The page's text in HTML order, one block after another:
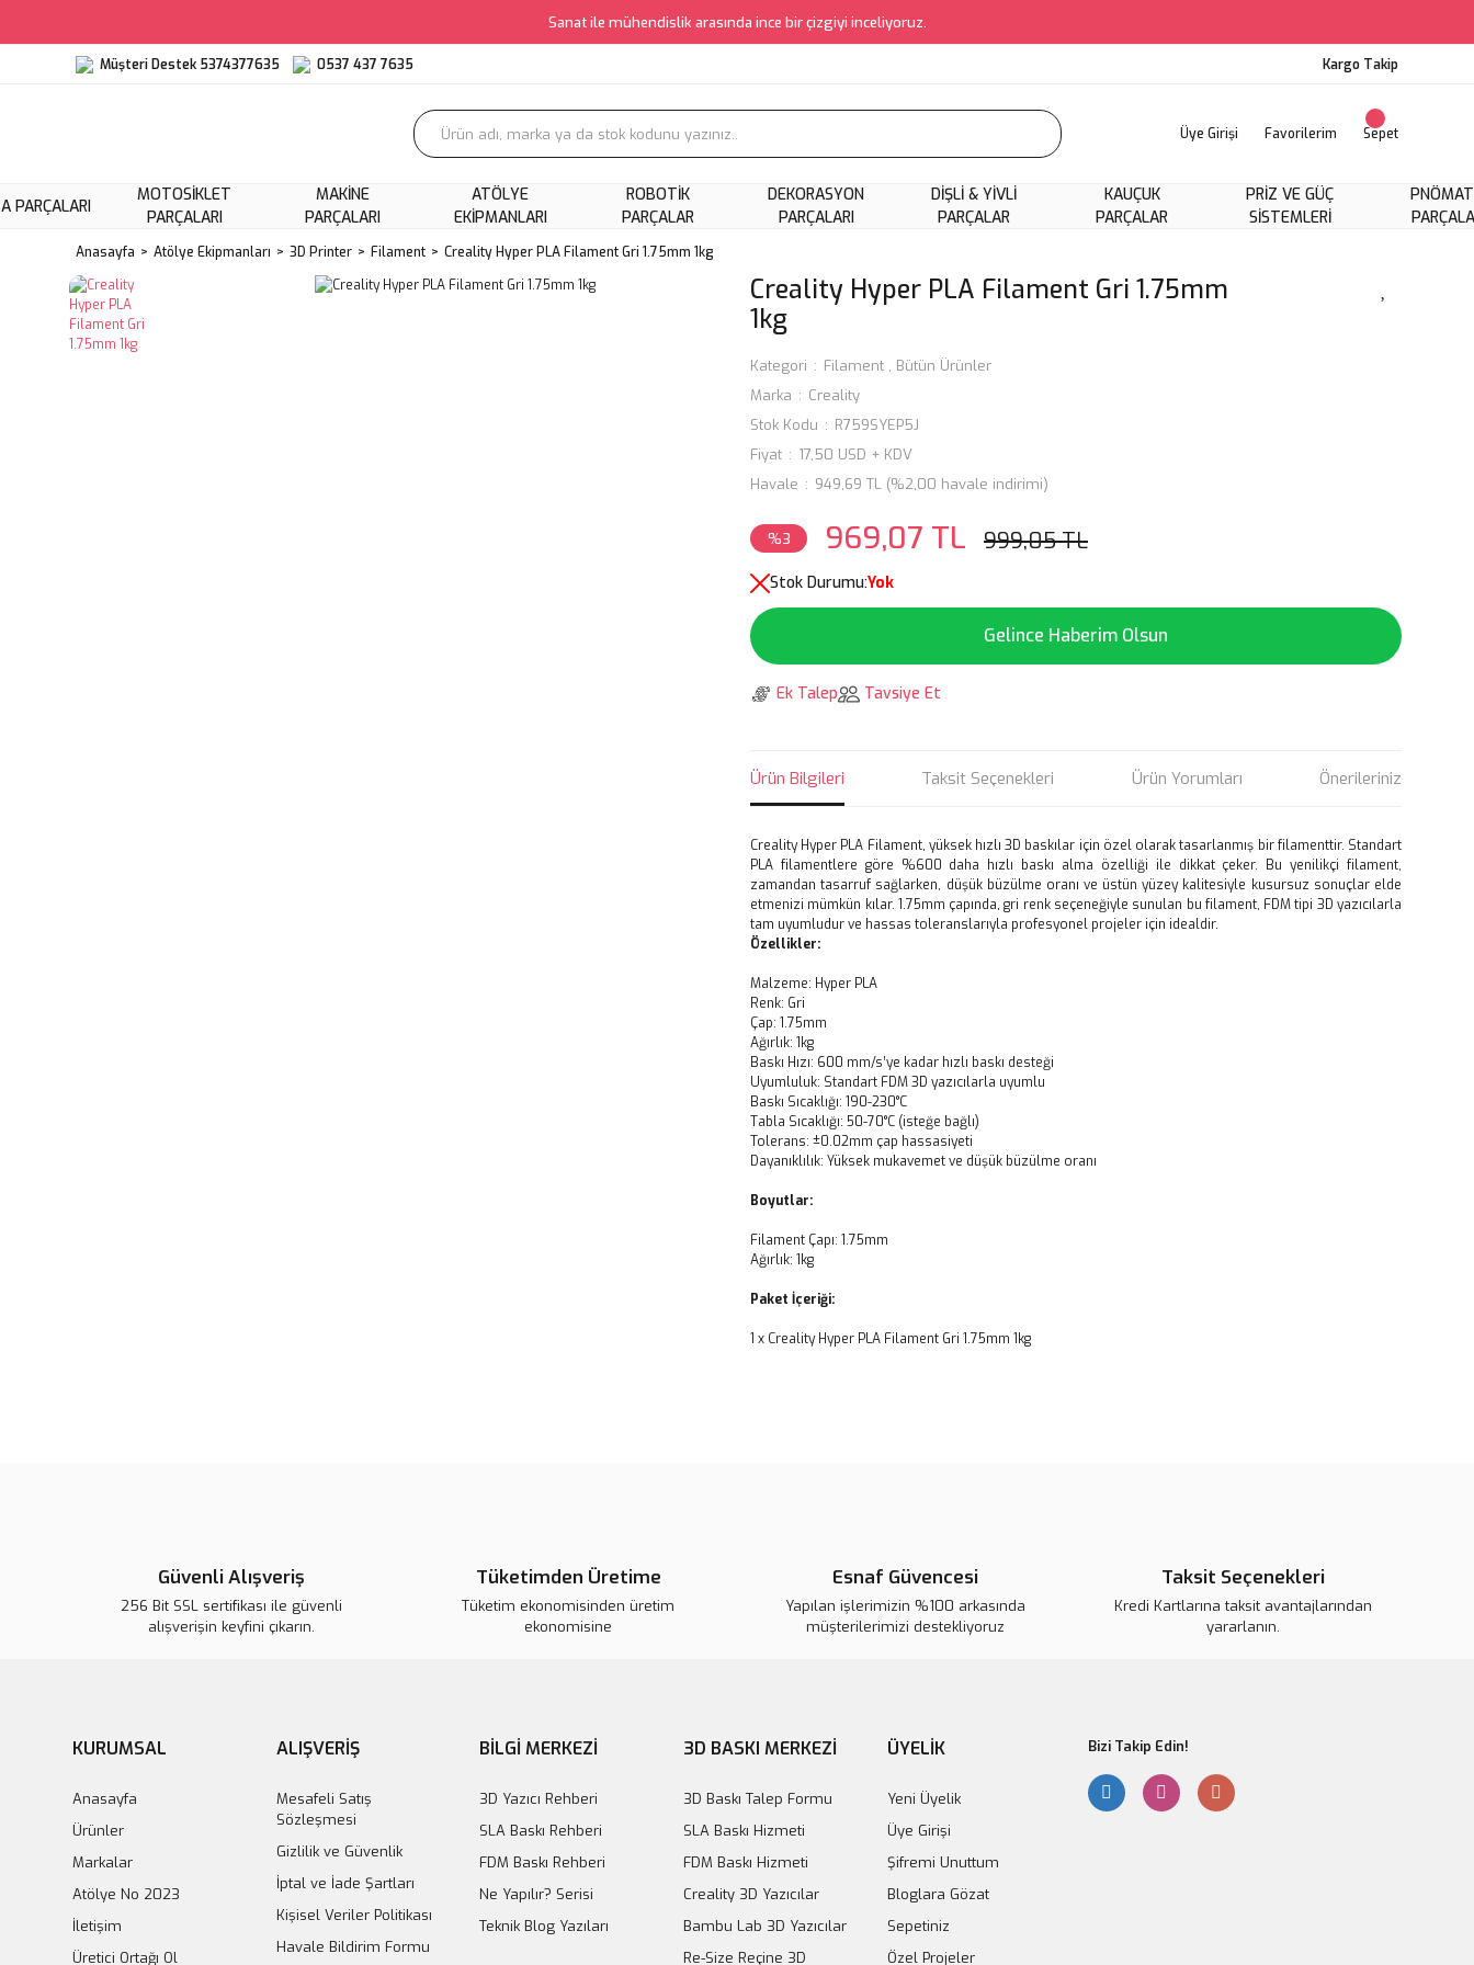
Sanat ile mühendislik arasında ince bir çizgiyi inceliyoruz.
Müşteri Destek 5374377635 0537 437 7635 Kargo Takip
Üye Girişi Favorilerim Sepet
PARÇALARI
MOTOSIKLET
PARÇALARI
MAKINE
PARÇALARI
ATÖLYE
EKIPMANLARI
ROBOTIK
PARÇALAR
DEKORASYON
PARÇALARI
DIŞLI & YIVLI
PARÇALAR
KAUÇUK
PARÇALAR
PRIZ VE GÜÇ
SISTEMLERI
Anasayfa Atölye Ekipmanları 3D Printer Filament Creality Hyper PLA Filament Gri 1.75mm 1kg
Creality Hyper PLA Filament Gri 1.75mm
1kg
Kategori Filament , Bütün Ürünler
Marka
Creality
Stok Kodu
R759SYEP5J
Fiyat
17,50 USD + KDV
Havale
949,69 TL (%2,00 havale indirimi)
%3 969,07 TL 999,05 TL
Stok Durumu:Yok
Gelince Haberim Olsun
Ek Talep Tavsiye Et
Ürün Bilgileri Taksit Seçenekleri Ürün Yorumları Önerileriniz
Creality Hyper PLA Filament, yüksek hızlı 3D baskılar için özel olarak tasarlanmış bir filamenttir. Standart
PLA filamentlere göre %600 daha hızlı baskı alma özelliği ile dikkat çeker. Bu yenilikçi filament,
zamandan tasarruf sağlarken, düşük büzülme oranı ve üstün yüzey kalitesiyle kusursuz sonuçlar elde
etmenizi mümkün kılar. 1.75mm çapında, gri renk seçeneğiyle sunulan bu filament, FDM tipi 3D yazıcılarla
tam uyumludur ve hassas toleranslarıyla profesyonel projeler için idealdir.
Özellikler:
Malzeme: Hyper PLA
Renk: Gri
Çap: 1.75mm
Ağırlık: 1kg
Baskı Hızı: 600 mm/s’ye kadar hızlı baskı desteği
Uyumluluk: Standart FDM 3D yazıcılarla uyumlu
Baskı Sıcaklığı: 190-230°C
Tabla Sıcaklığı: 50-70°C (isteğe bağlı)
Tolerans: ±0.02mm çap hassasiyeti
Dayanıklılık: Yüksek mukavemet ve düşük büzülme oranı
Boyutlar:
Filament Çapı: 1.75mm
Ağırlık: 1kg
Paket İçeriği:
1 x Creality Hyper PLA Filament Gri 1.75mm 1kg
Ürün bilgilerinde hatalar bulunuyor.
Ürün fiyatı diğer sitelerden daha pahalı.
Bu ürüne benzer farklı alternatifler olmalı.
Gönder
Güvenli Alışveriş
256 Bit SSL sertifikası ile güvenli
alışverişin keyfini çıkarın.
Tüketimden Üretime
Tüketim ekonomisinden üretim
ekonomisine
Esnaf Güvencesi
Yapılan işlerimizin %100 arkasında
müşterilerimizi destekliyoruz
Taksit Seçenekleri
Kredi Kartlarına taksit avantajlarından
yararlanın.
KURUMSAL
Anasayfa
Ürünler
Markalar
Atölye No 2023
İletişim
Üretici Ortağı Ol
ALIŞVERİŞ
Mesafeli Satış
Sözleşmesi
Gizlilik ve Güvenlik
İptal ve İade Şartları
Kişisel Veriler Politikası
Havale Bildirim Formu
BİLGİ MERKEZİ
3D Yazıcı Rehberi
SLA Baskı Rehberi
FDM Baskı Rehberi
Ne Yapılır? Serisi
Teknik Blog Yazıları
3D BASKI MERKEZİ
3D Baskı Talep Formu
SLA Baskı Hizmeti
FDM Baskı Hizmeti
Creality 3D Yazıcılar
Bambu Lab 3D Yazıcılar
Re-Size Reçine 3D
ÜYELİK
Yeni Üyelik
Üye Girişi
Şifremi Unuttum
Bloglara Gözat
Sepetiniz
Özel Projeler
Bizi Takip Edin!